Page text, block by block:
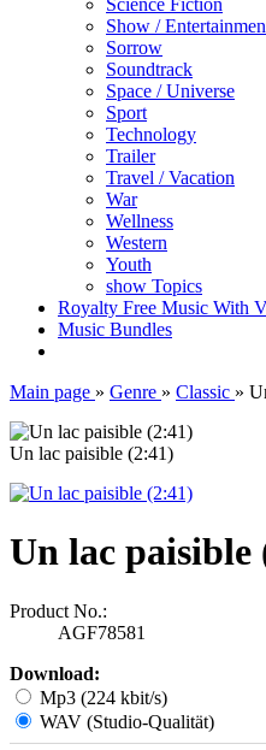
Science Fiction
Show /
Sorrow
Soundtrack
Space / Universe
Sport
Technology
Trailer
Travel / Vacation
War
Wellness
Western
Youth
show Topics
Royalty Free Music With
Music Bundles
Main page » Genre » Classic »
Un lac paisible (2:41)
Un lac paisible
Product No.:
AGF78581
Download:
Mp3 (224 kbit/s)
WAV (Studio-Qualität)